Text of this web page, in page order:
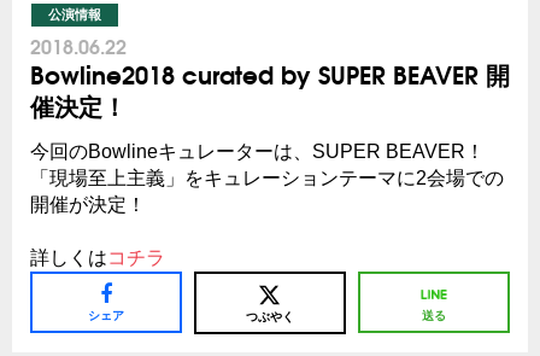
公演情報
2018.06.22
Bowline2018 curated by SUPER BEAVER 開
催決定！
今回のBowlineキュレーターは、SUPER BEAVER！
「現場至上主義」をキュレーションテーマに2会場での
開催が決定！
詳しくはコチラ
シェア つぶやく 送る